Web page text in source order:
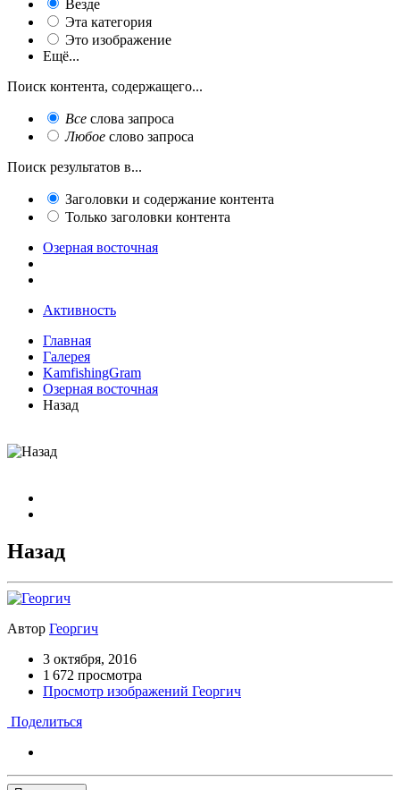
Везде
Эта категория
Это изображение
Ещё...
Поиск контента, содержащего...
Все слова запроса
Любое слово запроса
Поиск результатов в...
Заголовки и содержание контента
Только заголовки контента
Озерная восточная
Активность
Главная
Галерея
KamfishingGram
Озерная восточная
Назад
Назад
Автор Георгич
3 октября, 2016
1 672 просмотра
Просмотр изображений Георгич
Поделиться